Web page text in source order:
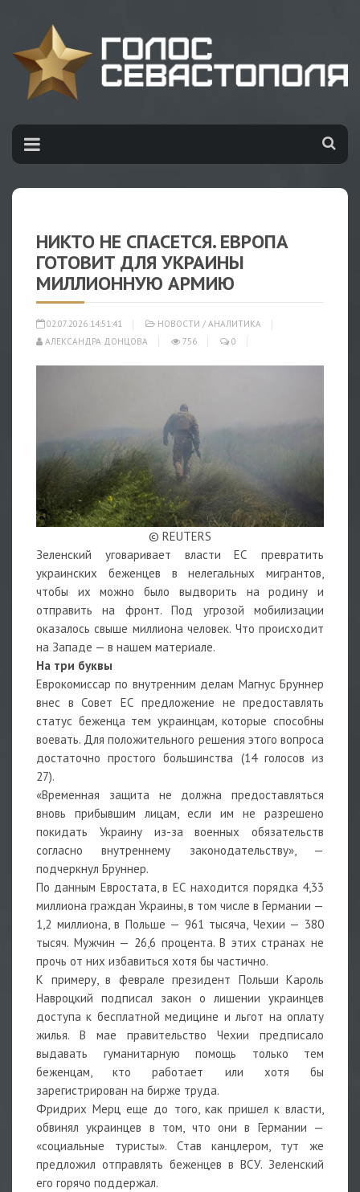
НИКТО НЕ СПАСЕТСЯ. ЕВРОПА
ГОТОВИТ ДЛЯ УКРАИНЫ
МИЛЛИОННУЮ АРМИЮ
02.07.2026 14:51:41 НОВОСТИ / АНАЛИТИКА
АЛЕКСАНДРА ДОНЦОВА
756 0
© REUTERS
Зеленский уговаривает власти ЕС превратить
украинских беженцев в нелегальных мигрантов,
чтобы их можно было выдворить на родину и
отправить на фронт. Под угрозой мобилизации
оказалось свыше миллиона человек. Что происходит
на Западе — в нашем материале.
На три буквы
Еврокомиссар по внутренним делам Магнус Бруннер
внес в Совет ЕС предложение не предоставлять
статус беженца тем украинцам, которые способны
воевать. Для положительного решения этого вопроса
достаточно простого большинства (14 голосов из
27).
«Временная защита не должна предоставляться
вновь прибывшим лицам, если им не разрешено
покидать Украину из-за военных обязательств
согласно внутреннему законодательству», —
подчеркнул Бруннер.
По данным Евростата, в ЕС находится порядка 4,33
миллиона граждан Украины, в том числе в Германии —
1,2 миллиона, в Польше — 961 тысяча, Чехии — 380
тысяч. Мужчин — 26,6 процента. В этих странах не
прочь от них избавиться хотя бы частично.
К примеру, в феврале президент Польши Кароль
Навроцкий подписал закон о лишении украинцев
доступа к бесплатной медицине и льгот на оплату
жилья. В мае правительство Чехии предписало
выдавать гуманитарную помощь только тем
беженцам, кто работает или хотя бы
зарегистрирован на бирже труда.
Фридрих Мерц еще до того, как пришел к власти,
обвинял украинцев в том, что они в Германии —
«социальные туристы». Став канцлером, тут же
предложил отправлять беженцев в ВСУ. Зеленский
его горячо поддержал.